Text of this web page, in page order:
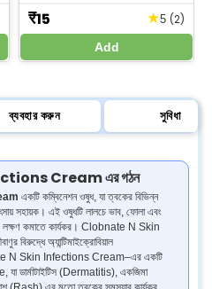
₹15 ★5 (2)
Add
ব্যবহার করুন সুবিধা
Cream এর গঠন
একটি কম্বিনেশন ওষুধ, যা ত্বকের বিভিন্ন
সহায়ক। এই ওষুধটি লালচে ভাব, ফোলা এবং
কমাতে কার্যকর। Clobnate N Skin
বিরুদ্ধে অ্যান্টিমাইক্রোবিয়াল
N Skin Infections Cream–এর একটি
ডার্মাটাইটিস (Dermatitis), একজিমা